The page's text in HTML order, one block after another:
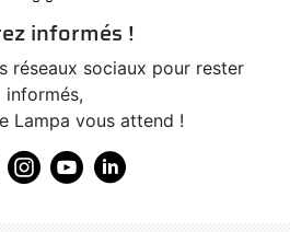
informés !
réseaux sociaux pour rester
informés,
Lampa vous attend !